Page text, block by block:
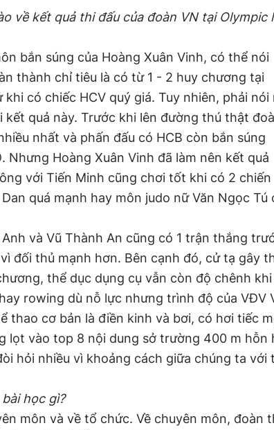
về kết quả thi đấu của đoàn VN tại Olympic
bắn súng của Hoàng Xuân Vinh, có thể nói
thành chỉ tiêu là có từ 1 - 2 huy chương tại
có chiếc HCV quý giá. Tuy nhiên, phải nói
quả này. Trước khi lên đường thú thật
nhất và phấn đấu có HCB còn bắn súng
Nhưng Hoàng Xuân Vinh đã làm nên kết quả
với Tiến Minh cũng chơi tốt khi có 2 chiến
quá mạnh hay môn judo nữ Văn Ngọc Tú
và Vũ Thành An cũng có 1 trận thắng
đối thủ mạnh hơn. Bên cạnh đó, cử tạ gây
thể dục dụng cụ vẫn còn độ chênh khi
rowing dù nỗ lực nhưng trình độ của VĐV
thao cơ bản là điền kinh và bơi, có hơi tiếc
lọt vào top 8 nội dung sở trường 400 m hỗn
hỏi nhiều vì khoảng cách giữa chúng ta với
học gì?
môn và về tổ chức. Về chuyên môn, đoàn